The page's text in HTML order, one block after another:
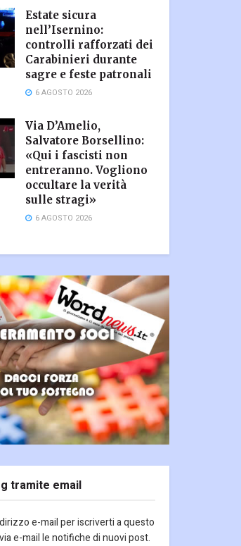
Estate sicura
nell’Isernino:
controlli rafforzati dei
Carabinieri durante
sagre e feste patronali
6 AGOSTO 2026
Via D’Amelio,
Salvatore Borsellino:
«Qui i fascisti non
entreranno. Vogliono
occultare la verità
sulle stragi»
6 AGOSTO 2026
tramite email
e-mail per iscriverti a questo
e-mail le notifiche di nuovi post.